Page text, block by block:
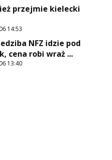
przejmie kielecki
14:53
NFZ idzie pod
cena robi wraż ...
13:40